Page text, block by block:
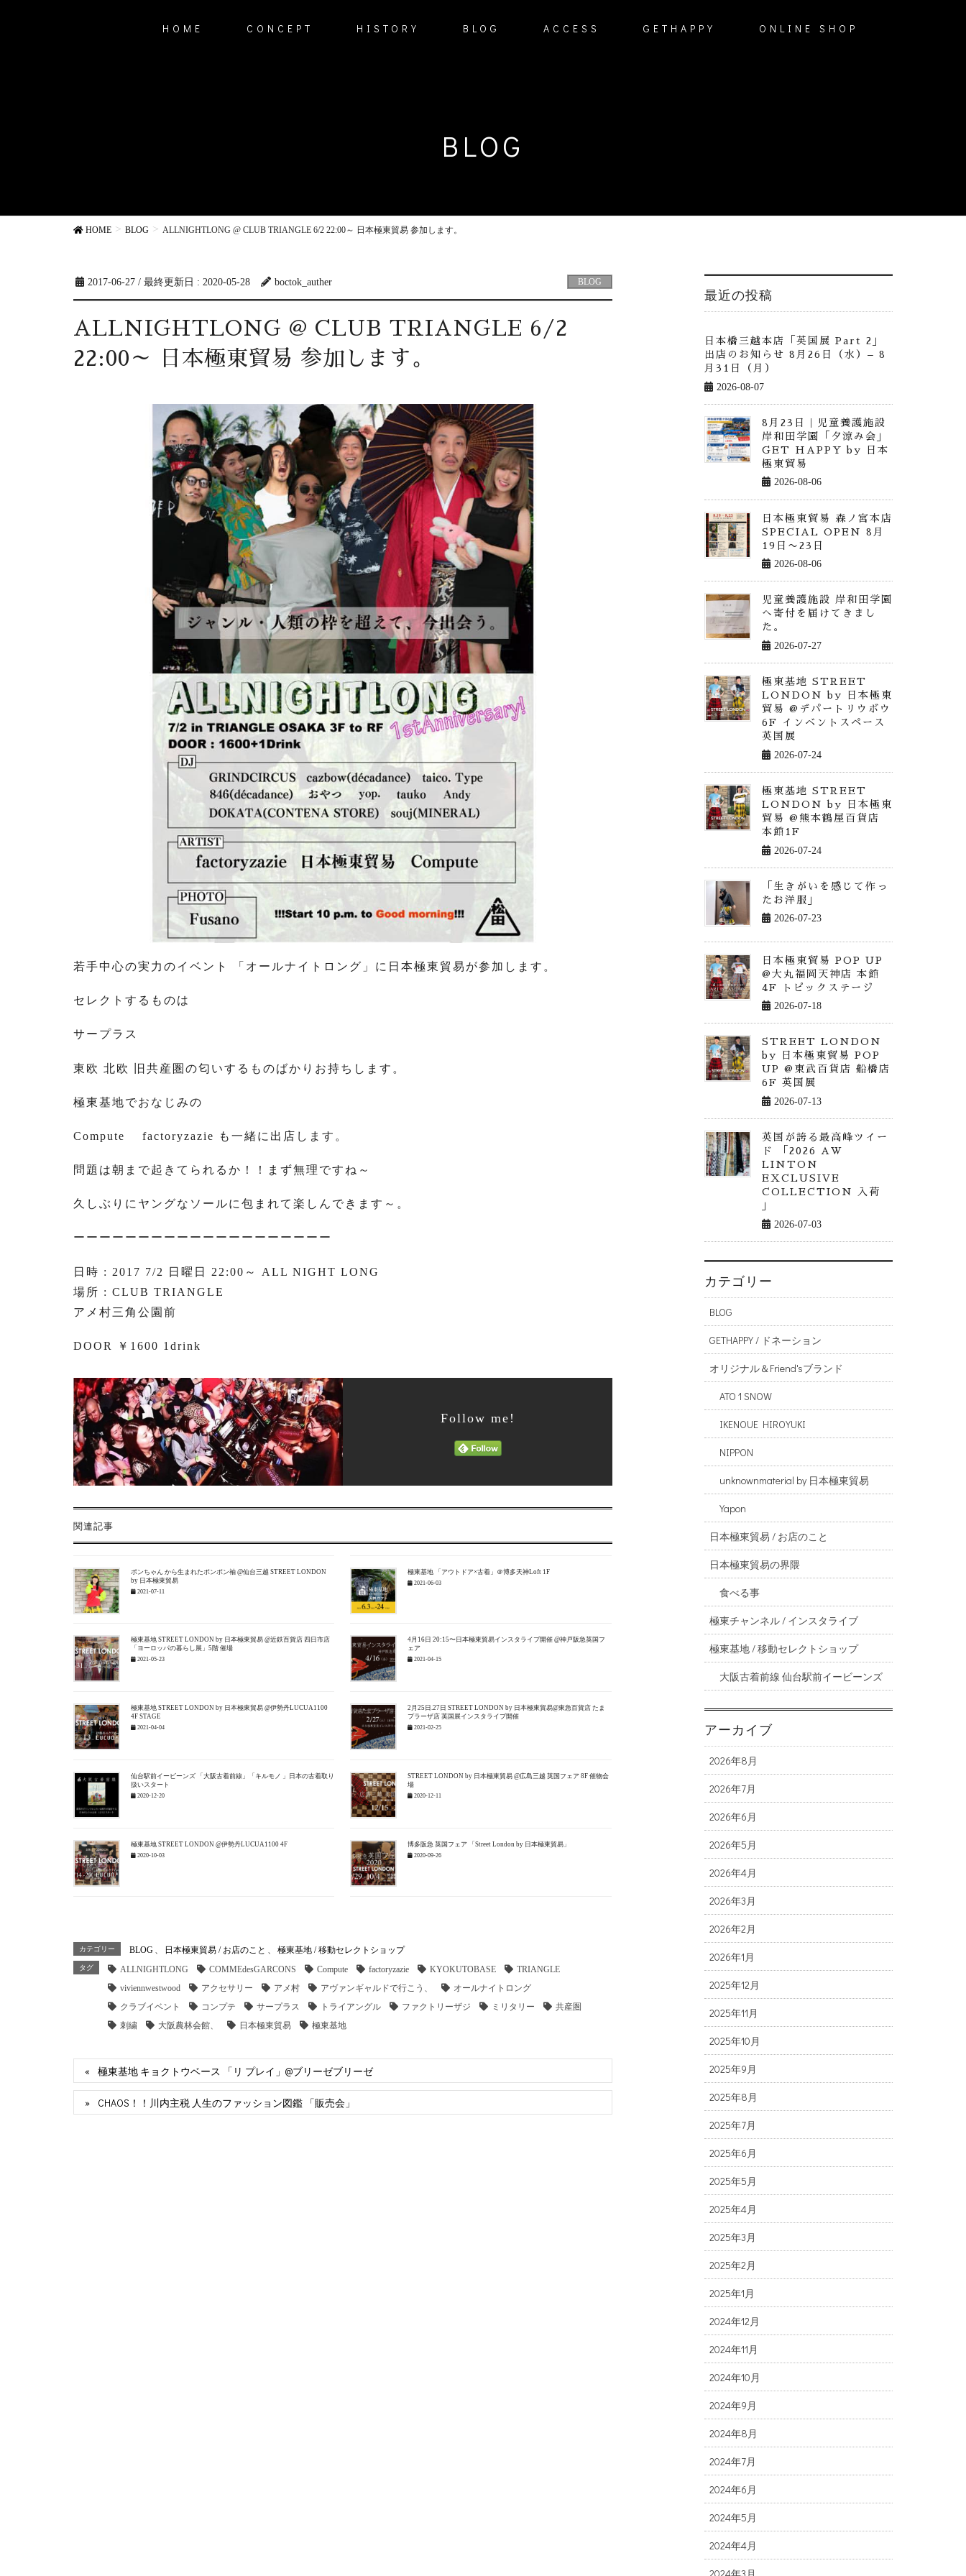
HOME CONCEPT HISTORY BLOG ACCESS GETHAPPY ONLINE SHOP
BLOG
HOME BLOG ALLNIGHTLONG @ CLUB TRIANGLE 6/2 22:00～ 日本極東貿易 参加します。
2017-06-27 / 最終更新日 : 2020-05-28 boctok_auther BLOG
ALLNIGHTLONG @ CLUB TRIANGLE 6/2
22:00～ 日本極東貿易 参加します。
若手中心の実力のイベント 「オールナイトロング」に日本極東貿易が参加します。
セレクトするものは
サープラス
東欧 北欧 旧共産圏の匂いするものばかりお持ちします。
極東基地でおなじみの
Compute factoryzazie も一緒に出店します。
問題は朝まで起きてられるか！！まず無理ですね～
久しぶりにヤングなソールに包まれて楽しんできます～。
ーーーーーーーーーーーーーーーーーーーー
日時 : 2017 7/2 日曜日 22:00～ ALL NIGHT LONG
場所 : CLUB TRIANGLE
アメ村三角公園前
DOOR ￥1600 1drink
Follow me!
関連記事
ポンちゃん から生まれたポンポン袖 @仙台三越 STREET LONDON
by 日本極東貿易
2021-07-11
極東基地 「アウトドア×古着」＠博多天神Loft 1F
2021-06-03
極東基地 STREET LONDON by 日本極東貿易 @近鉄百貨店 四日市店
「ヨーロッパの暮らし展」5階 催場
2021-05-23
4月16日 20:15〜日本極東貿易インスタライブ開催 @神戸阪急英国フ
ェア
2021-04-15
極東基地 STREET LONDON by 日本極東貿易 @伊勢丹LUCUA1100
4F STAGE
2021-04-04
2月25日.27日 STREET LONDON by 日本極東貿易@東急百貨店 たま
プラーザ店 英国展インスタライブ開催
2021-02-25
仙台駅前イービーンズ 「大阪古着前線」「キルモノ 」日本の古着取り
扱いスタート
2020-12-20
STREET LONDON by 日本極東貿易 @広島三越 英国フェア 8F 催物会
場
2020-12-11
極東基地 STREET LONDON @伊勢丹LUCUA1100 4F
2020-10-03
博多阪急 英国フェア 「Street London by 日本極東貿易」
2020-09-26
カテゴリー BLOG 日本極東貿易 / お店のこと 極東基地 / 移動セレクトショップ
タグ ALLNIGHTLONG COMMEdesGARCONS Compute factoryzazie KYOKUTOBASE
TRIANGLE
viviennwestwood
アクセサリー アメ村 アヴァンギャルドで行こう、
オールナイトロング
クラブイベント
コンプテ サープラス トライアングル ファクトリーザジ ミリタリー
共産圏
刺繍
大阪農林会館、 日本極東貿易 極東基地
極東基地 キョクトウベース 「リ プレイ」@ブリーゼブリーゼ
CHAOS！！川内主税 人生のファッション図鑑 「販売会」
最近の投稿
日本橋三越本店「英国展 Part 2」
出店のお知らせ 8月26日（水）– 8
月31日（月）
2026-08-07
8月23日｜児童養護施設
岸和田学園「夕涼み会」
GET HAPPY by 日本
極東貿易
2026-08-06
日本極東貿易 森ノ宮本店
SPECIAL OPEN 8月
19日〜23日
2026-08-06
児童養護施設 岸和田学園
へ寄付を届けてきまし
た。
2026-07-27
極東基地 STREET
LONDON by 日本極東
貿易 @デパートリウボウ
6F インベントスペース
英国展
2026-07-24
極東基地 STREET
LONDON by 日本極東
貿易 @熊本鶴屋百貨店
本館1F
2026-07-24
「生きがいを感じて作っ
たお洋服」
2026-07-23
日本極東貿易 POP UP
@大丸福岡天神店 本館
4F トピックステージ
2026-07-18
STREET LONDON
by 日本極東貿易 POP
UP @東武百貨店 船橋店
6F 英国展
2026-07-13
英国が誇る最高峰ツイー
ド 「2026 AW
LINTON
EXCLUSIVE
COLLECTION 入荷
」
2026-07-03
カテゴリー
BLOG
GETHAPPY / ドネーション
オリジナル＆Friend'sブランド
ATO 1 SNOW
IKENOUE HIROYUKI
NIPPON
unknownmaterial by 日本極東貿易
Yapon
日本極東貿易 / お店のこと
日本極東貿易の界隈
食べる事
極東チャンネル / インスタライブ
極東基地 / 移動セレクトショップ
大阪古着前線 仙台駅前イービーンズ
アーカイブ
2026年8月
2026年7月
2026年6月
2026年5月
2026年4月
2026年3月
2026年2月
2026年1月
2025年12月
2025年11月
2025年10月
2025年9月
2025年8月
2025年7月
2025年6月
2025年5月
2025年4月
2025年3月
2025年2月
2025年1月
2024年12月
2024年11月
2024年10月
2024年9月
2024年8月
2024年7月
2024年6月
2024年5月
2024年4月